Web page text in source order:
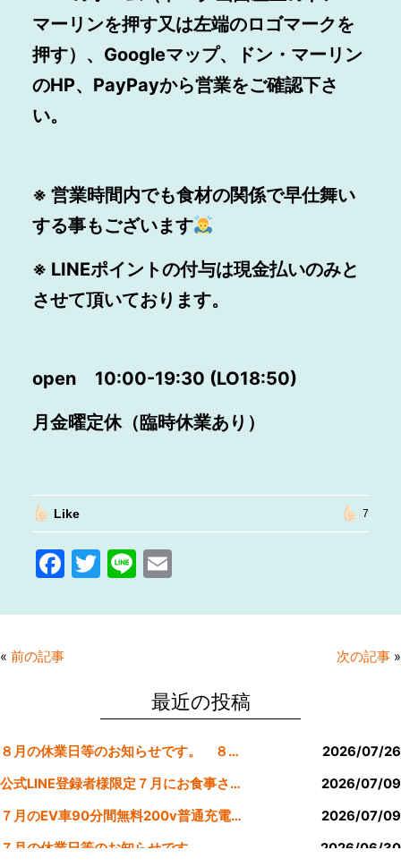
マーリンを押す又は左端のロゴマークを
押す）、Googleマップ、ドン・マーリン
のHP、PayPayから営業をご確認下さ
い。
※ 営業時間内でも食材の関係で早仕舞い
する事もございます
※ LINEポイントの付与は現金払いのみと
させて頂いております。
open 10:00-19:30 (LO18:50)
月金曜定休（臨時休業あり）
Like 7
F
c
e
k
T
itt
Li
e
E
ai
« 前の記事 次の記事 »
最近の投稿
８月の休業日等のお知らせです。 ８月より定休日は金曜日のみにします。
2026/07/26
公式LINE登録者様限定７月にお食事された方にサービスクーポン発行
2026/07/09
７月のEV車90分間無料200v普通充電クーポン券！！
2026/07/09
７月の休業日等のお知らせです。
2026/06/30